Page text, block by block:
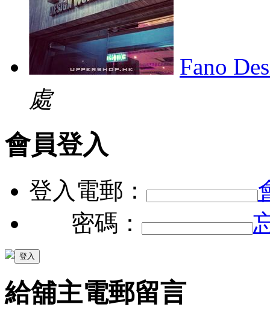
Fano
處
會員登入
登入電郵：
密碼：
給舖主電郵留言